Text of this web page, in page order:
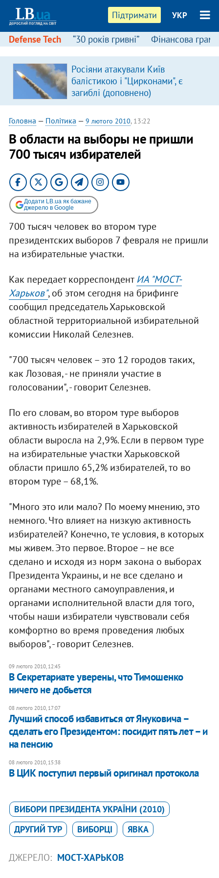
Підтримати УКР
Defense Tech “30 років гривні” Фінансова
Росіяни атакували Київ
балістикою і "Цирконами", є
загиблі (доповнено)
Головна — Політика — 9 лютого 2010, 13:22
В области на выборы не пришли
700 тысяч избирателей
Додати LB.ua як бажане
джерело в Google
700 тысяч человек во втором туре
президентских выборов 7 февраля не пришли
на избирательные участки.
Как передает корреспондентИА "МОСТ-
Харьков", об этом сегодня на брифинге
сообщил председатель Харьковской
областной территориальной избирательной
комиссии Николай Селезнев.
"700 тысяч человек – это 12 городов таких,
как Лозовая, - не приняли участие в
голосовании", - говорит Селезнев.
По его словам, во втором туре выборов
активность избирателей в Харьковской
области выросла на 2,9%. Если в первом туре
на избирательные участки Харьковской
области пришло 65,2% избирателей, то во
втором туре – 68,1%.
"Много это или мало? По моему мнению, это
немного. Что влияет на низкую активность
избирателей? Конечно, те условия, в которых
мы живем. Это первое. Второе – не все
сделано и исходя из норм закона о выборах
Президента Украины, и не все сделано и
органами местного самоуправления, и
органами исполнительной власти для того,
чтобы наши избиратели чувствовали себя
комфортно во время проведения любых
выборов", - говорит Селезнев.
09 лютого 2010, 12:45
В Секретариате уверены, что Тимошенко
ничего не добьется
08 лютого 2010, 17:07
Лучший способ избавиться от Януковича –
сделать его Президентом: посидит пять лет – и
на пенсию
08 лютого 2010, 15:38
В ЦИК поступил первый оригинал протокола
ВИБОРИ ПРЕЗИДЕНТА УКРАЇНИ (2010)
ДРУГИЙ ТУР
ВИБОРЦІ ЯВКА
ДЖЕРЕЛО: МОСТ-ХАРЬКОВ